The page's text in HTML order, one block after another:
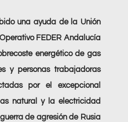
una ayuda de la Unión
FEDER Andalucía
energético de gas
y personas trabajadoras
por el excepcional
natural y la electricidad
de agresión de Rusia